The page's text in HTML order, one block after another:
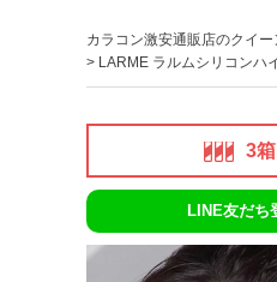
カラコン激安通販店のクイ
LARME ラルムシリコンハ
3
LINE友だち